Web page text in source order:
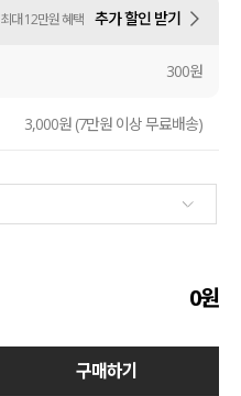
최대 12만원 혜택 추가 할인 받기
300원
3,000원 (7만원 이상 무료배송)
0원
구매하기